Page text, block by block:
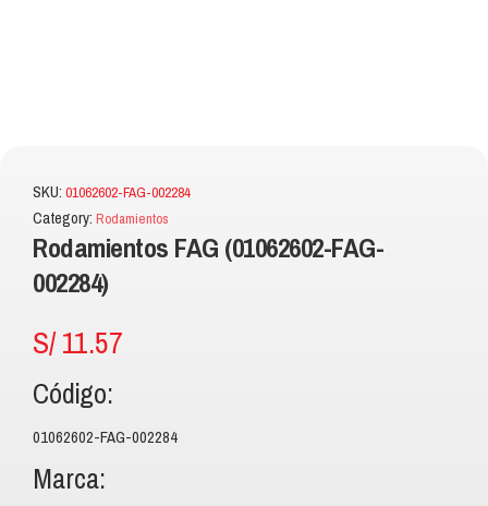
SKU: 01062602-FAG-002284
Category: Rodamientos
Rodamientos FAG (01062602-FAG-
002284)
S/11.57
Código:
01062602-FAG-002284
Marca: